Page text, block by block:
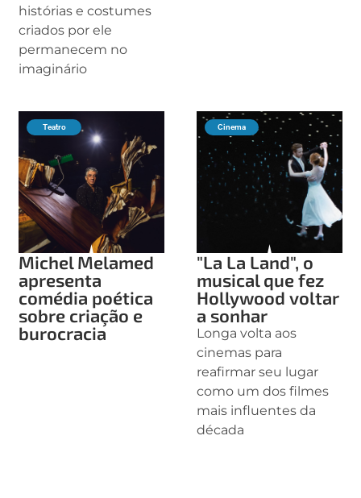
histórias e costumes
criados por ele
permanecem no
imaginário
Teatro
Michel Melamed
apresenta
comédia poética
sobre criação e
burocracia
Cinema
"La La Land", o
musical que fez
Hollywood voltar
a sonhar
Longa volta aos
cinemas para
reafirmar seu lugar
como um dos filmes
mais influentes da
década